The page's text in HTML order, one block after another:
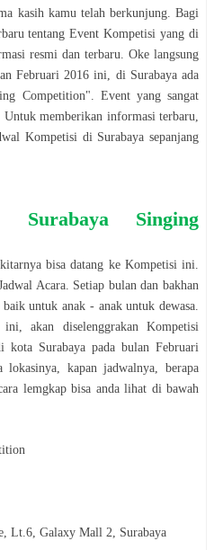
kasih kamu telah berkunjung. Bagi
tentang EventKompetisi yang di
resmi dan terbaru. Oke langsung
Februari 2016 ini, di Surabaya ada
Competition". Event yang sangat
memberikan informasi terbaru,
Kompetisi di Surabaya sepanjang
Surabaya Singing
bisa datang ke Kompetisi ini.
Acara. Setiap bulan dan bakhan
untuk anak - anak untuk dewasa.
akan diselenggrakan Kompetisi
kota Surabaya pada bulan Februari
lokasinya, kapan jadwalnya, berapa
lemgkap bisa anda lihat di bawah
Lt.6, Galaxy Mall 2, Surabaya